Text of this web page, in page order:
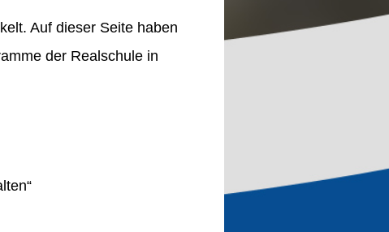
Auf dieser Seite haben
der Realschule in